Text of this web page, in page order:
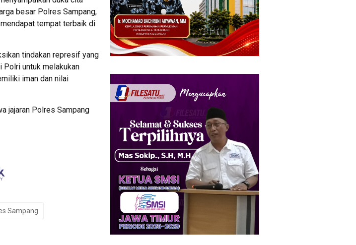
besar Polres Sampang,
tempat terbaik di
tindakan represif yang
Polri untuk melakukan
iman dan nilai
jajaran Polres Sampang
Sampang